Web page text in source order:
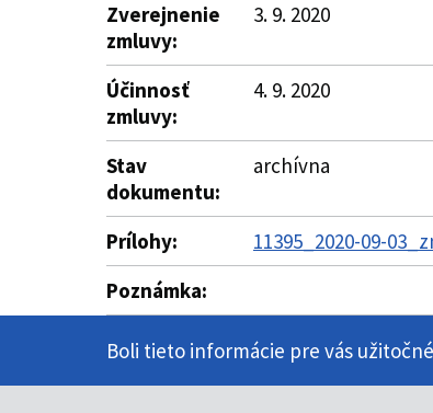
Zverejnenie
zmluvy:
3. 9. 2020
Účinnosť
zmluvy:
4. 9. 2020
Stav
dokumentu:
archívna
Prílohy:
11395_2020-09-
Poznámka:
Boli tieto informácie pre vás